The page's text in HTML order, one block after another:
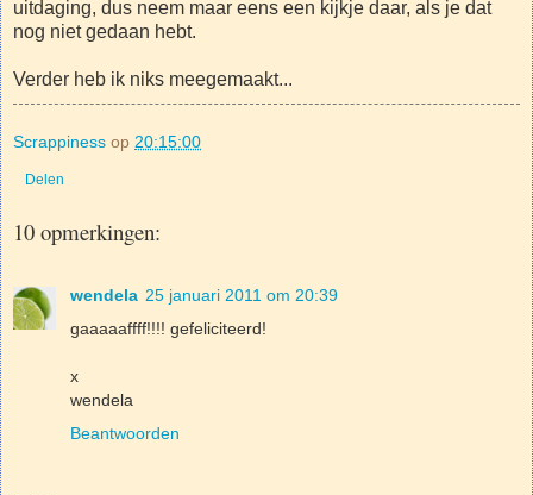
uitdaging, dus neem maar eens een kijkje daar, als je dat
nog niet gedaan hebt.
Verder heb ik niks meegemaakt...
Scrappiness op 20:15:00
Delen
10 opmerkingen:
wendela 25 januari 2011 om 20:39
gaaaaaffff!!!! gefeliciteerd!
x
wendela
Beantwoorden